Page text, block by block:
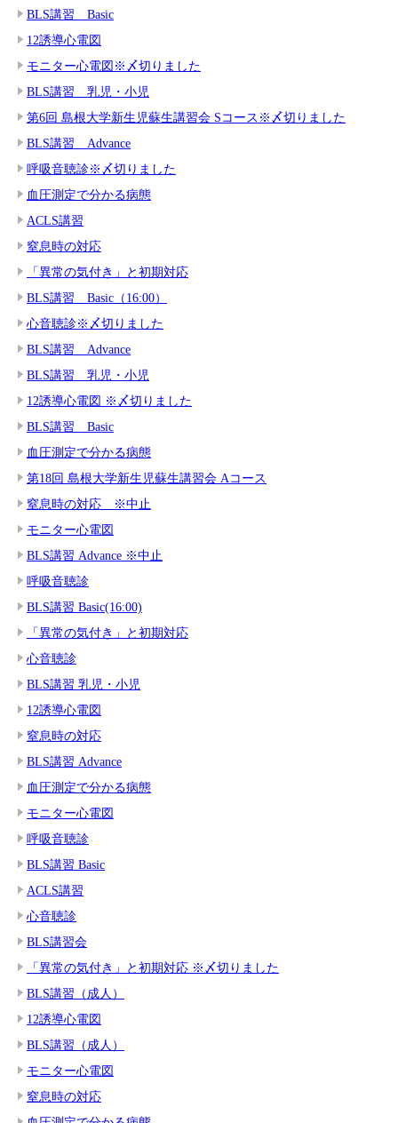
BLS講習 Basic
12誘導心電図
モニター心電図※〆切りました
BLS講習 乳児・小児
第6回 島根大学新生児蘇生講習会 Sコース※〆切りました
BLS講習 Advance
呼吸音聴診※〆切りました
血圧測定で分かる病態
ACLS講習
窒息時の対応
「異常の気付き」と初期対応
BLS講習 Basic（16:00）
心音聴診※〆切りました
BLS講習 Advance
BLS講習 乳児・小児
12誘導心電図 ※〆切りました
BLS講習 Basic
血圧測定で分かる病態
第18回 島根大学新生児蘇生講習会 Aコース
窒息時の対応 ※中止
モニター心電図
BLS講習 Advance ※中止
呼吸音聴診
BLS講習 Basic(16:00)
「異常の気付き」と初期対応
心音聴診
BLS講習 乳児・小児
12誘導心電図
窒息時の対応
BLS講習 Advance
血圧測定で分かる病態
モニター心電図
呼吸音聴診
BLS講習 Basic
ACLS講習
心音聴診
BLS講習会
「異常の気付き」と初期対応 ※〆切りました
BLS講習（成人）
12誘導心電図
BLS講習（成人）
モニター心電図
窒息時の対応